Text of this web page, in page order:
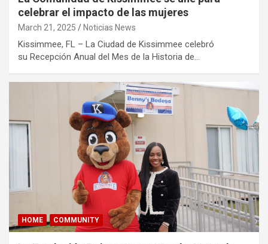
celebrar el impacto de las mujeres
March 21, 2025 Noticias News
Kissimmee, FL – La Ciudad de Kissimmee celebró
su Recepción Anual del Mes de la Historia de…
HOME COMMUNITY